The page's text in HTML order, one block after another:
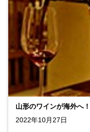
山形のワインが海外へ
2022年10月27日